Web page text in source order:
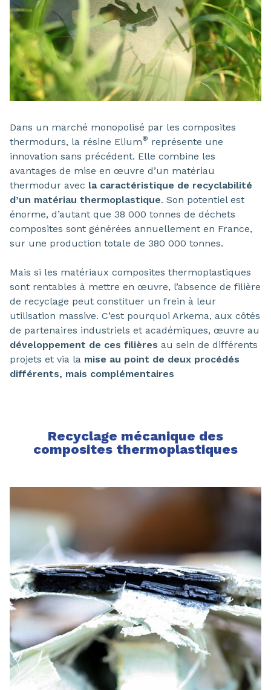
Dans un marché monopolisé par les composites
thermodurs, la résine Elium® représente une
innovation sans précédent. Elle combine les
avantages de mise en œuvre d’un matériau
thermodur avec la caractéristique de recyclabilité
d’un matériau thermoplastique. Son potentiel est
énorme, d’autant que 38 000 tonnes de déchets
composites sont générées annuellement en France,
sur une production totale de 380 000 tonnes.
Mais si les matériaux composites thermoplastiques
sont rentables à mettre en œuvre, l’absence de filière
de recyclage peut constituer un frein à leur
utilisation massive. C’est pourquoi Arkema, aux côtés
de partenaires industriels et académiques, œuvre au
développement de ces filières au sein de différents
projets et via la mise au point de deux procédés
différents, mais complémentaires
Recyclage mécanique des
composites thermoplastiques